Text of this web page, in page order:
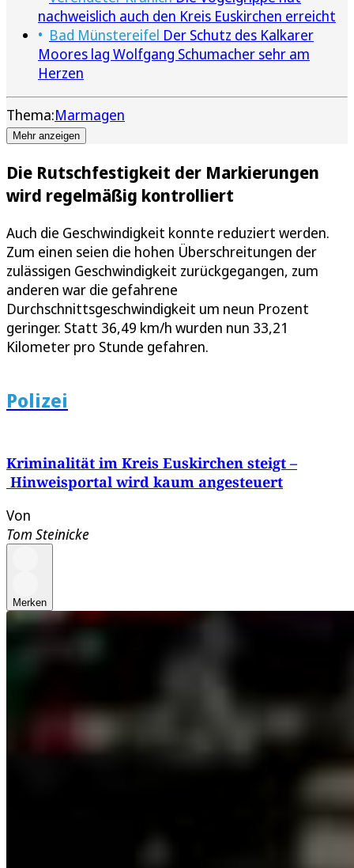
nachweislich auch den Kreis Euskirchen erreicht
Bad Münstereifel Der Schutz des Kalkarer
Moores lag Wolfgang Schumacher sehr am
Herzen
Thema:Marmagen
Mehr anzeigen
Die Rutschfestigkeit der Markierungen
wird regelmäßig kontrolliert
Auch die Geschwindigkeit konnte reduziert werden.
Zum einen seien die hohen Überschreitungen der
zulässigen Geschwindigkeit zurückgegangen, zum
anderen war die gefahrene
Durchschnittsgeschwindigkeit um neun Prozent
geringer. Statt 36,49 km/h wurden nun 33,21
Kilometer pro Stunde gefahren.
Polizei
Kriminalität im Kreis Euskirchen steigt –
Hinweisportal wird kaum angesteuert
Von
Tom Steinicke
Merken